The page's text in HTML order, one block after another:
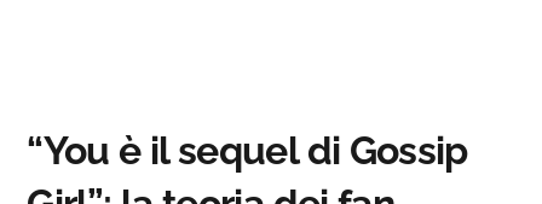
“You è il sequel di Gossip